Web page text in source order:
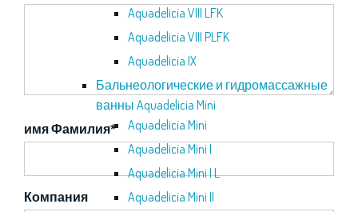
Aquadelicia VIII LFK
Aquadelicia VIII PLFK
Aquadelicia IX
Бальнеологические и гидромассажные
ванны Aquadelicia Mini
Aquadelicia Mini
Aquadelicia Mini I
Aquadelicia Mini I L
Aquadelicia Mini II
имя Фамилия*
Компания